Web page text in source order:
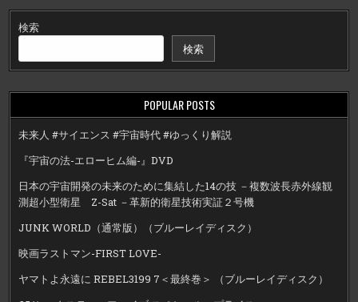
検索
検索
POPULAR POSTS
未来人 #サイエンス #宇宙時代 #ゆっくり解説
『宇宙の法-エローヒム編-』DVD
日本の宇宙開発の未来のために集結した14の技 －複数波長赤外線観
測超小型衛星 Z-Sat －革新的衛星技術実証２号機
JUNK WORLD（通常版）（ブルーレイディスク）
映画ラストマン-FIRST LOVE-
ヤマトよ永遠に REBEL3199 7＜最終巻＞ （ブルーレイディスク）